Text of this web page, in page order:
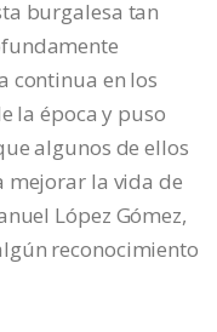
burgalesa tan
continua en los
la época y puso
algunos de ellos
mejorar la vida de
López Gómez,
reconocimiento